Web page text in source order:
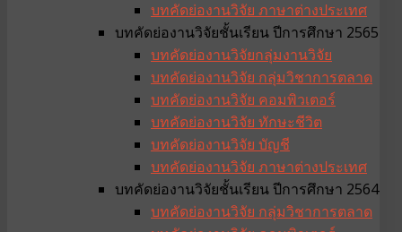
บทคัดย่องานวิจัย ภาษาต่างประเทศ
บทคัดย่องานวิจัยชั้นเรียน ปีการศึกษา 2565
บทคัดย่องานวิจัยกลุ่มงานวิจัย
บทคัดย่องานวิจัย กลุ่มวิชาการตลาด
บทคัดย่องานวิจัย คอมพิวเตอร์
บทคัดย่องานวิจัย ทักษะชีวิต
บทคัดย่องานวิจัย บัญชี
บทคัดย่องานวิจัย ภาษาต่างประเทศ
บทคัดย่องานวิจัยชั้นเรียน ปีการศึกษา 2564
บทคัดย่องานวิจัย กลุ่มวิชาการตลาด